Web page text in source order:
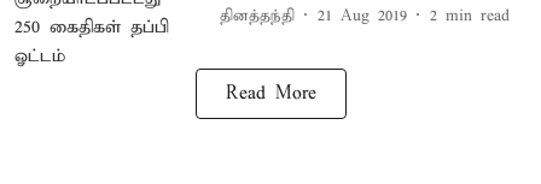
தினத்தந்தி 21 Aug 2019 2 min read
Read More